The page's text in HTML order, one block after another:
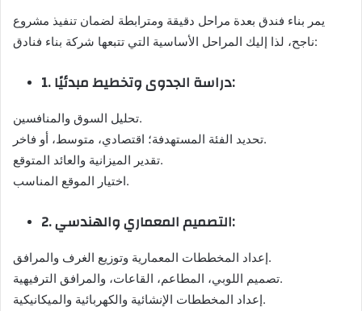
يمر بناء فندق بعدة مراحل دقيقة ومترابطة لضمان تنفيذ مشروع
ناجح، لذا إليك المراحل الأساسية التي تتبعها شركة بناء فنادق:
1. دراسة الجدوى وتخطيط مبدئيًا:
تحليل السوق والمنافسين.
تحديد الفئة المستهدفة؛ اقتصادي، متوسط، أو فاخر.
تقدير الميزانية والعائد المتوقع.
اختيار الموقع المناسب.
2. التصميم المعماري والهندسي:
إعداد المخططات المعمارية وتوزيع الغرف والمرافق.
تصميم اللوبي، المطاعم، القاعات، والمرافق الترفيهية.
إعداد المخططات الإنشائية والكهربائية والميكانيكية.